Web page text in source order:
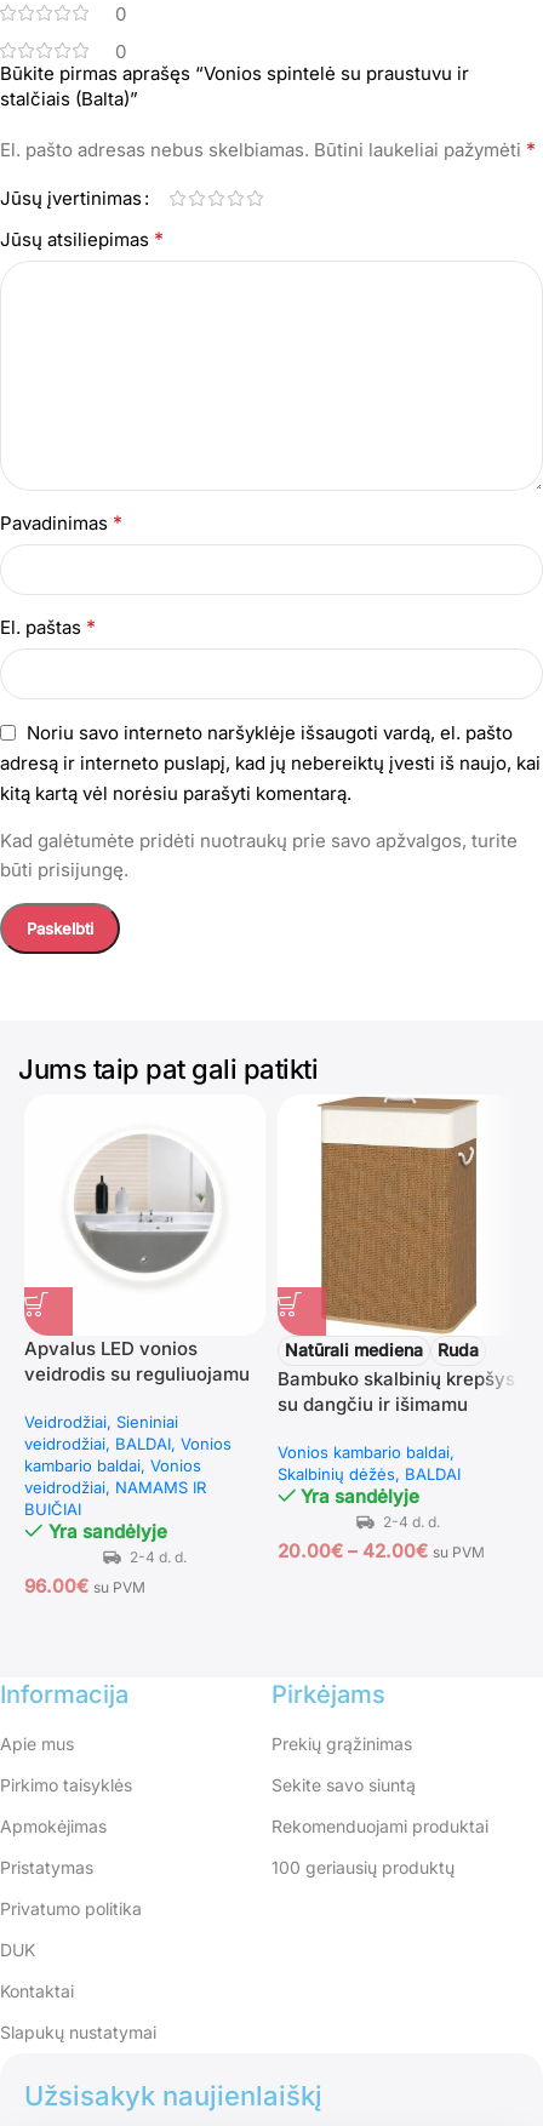
0
0
Būkite pirmas aprašęs “Vonios spintelė su praustuvu ir
stalčiais (Balta)”
El. pašto adresas nebus skelbiamas. Būtini laukeliai pažymėti *
Jūsų įvertinimas
Jūsų atsiliepimas *
Pavadinimas *
El. paštas *
Noriu savo interneto naršyklėje išsaugoti vardą, el. pašto
adresą ir interneto puslapį, kad jų nebereiktų įvesti iš naujo, kai
kitą kartą vėl norėsiu parašyti komentarą.
Kad galėtumėte pridėti nuotraukų prie savo apžvalgos, turite
būti prisijungę.
Jums taip pat gali patikti
Apvalus LED vonios
veidrodis su reguliuojamu
funkcija 60 cm (Sidabrinė)
Veidrodžiai Sieniniai
veidrodžiai BALDAI Vonios
kambario baldai Vonios
veidrodžiai NAMAMS IR
BUIČIAI
Yra sandėlyje
96.00€ su PVM
Natūrali mediena Ruda
Bambuko skalbinių krepšys
su dangčiu ir išimamu
Vonios kambario baldai
Skalbinių dėžės BALDAI
Yra sandėlyje
20.00€ – 42.00€ su PVM
Informacija
Apie mus
Pirkimo taisyklės
Apmokėjimas
Pristatymas
Privatumo politika
DUK
Kontaktai
Slapukų nustatymai
Pirkėjams
Prekių grąžinimas
Sekite savo siuntą
Rekomenduojami produktai
100 geriausių produktų
Užsisakyk naujienlaiškį